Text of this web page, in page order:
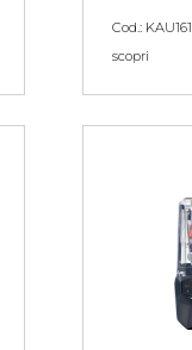
Cod.: KAU161
scopri